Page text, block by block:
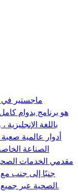
ماجستير في
باللغة
أدوار عالمية
الصناعة
مقدمي الخدمات
جنبًا إلى جنب مع
الصحية عبر جميع الجهات الفاعلة العاملة في هذا القطاع.